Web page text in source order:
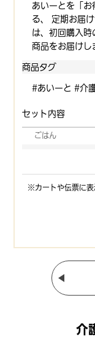
あいーとを「お
る、 定期お届
は、初回購入
商品をお届けし
商品タグ
#あいーと #介
セット内容
ごはん
※カートや伝票に表
介